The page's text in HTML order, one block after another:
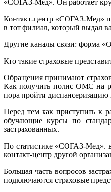
«СОГАЗ-Мед». Он работает
Контакт-центр «СОГАЗ-Мед»
в тот филиал, который выдал
Другие каналы связи: форма
Кто такие страховые
Обращения принимают
Как получить полис ОМС на
пора пройти диспансеризацию
Перед тем как приступить к
обучающие курсы по
застрахованных.
По статистике «СОГАЗ-Мед», в
контакт-центр другой
Большая часть вопросов
подключаются страховые